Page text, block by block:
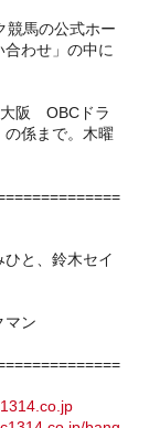
競馬の公式ホー
わせ」の中に
大阪 OBCドラ
係まで。木曜
、鈴木セイ
ン